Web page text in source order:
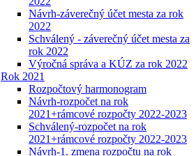
Návrh-záverečný účet mesta za rok
2022
Schválený - záverečný účet mesta za
rok 2022
Výročná správa a KÚZ za rok 2022
Rok 2021
Rozpočtový harmonogram
Návrh-rozpočet na rok
2021+rámcové rozpočty 2022-2023
Schválený-rozpočet na rok
2021+rámcové rozpočty 2022-2023
Návrh-1. zmena rozpočtu na rok